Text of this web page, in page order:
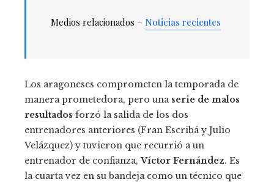
Medios relacionados – Noticias recientes
Los aragoneses comprometen la temporada de
manera prometedora, pero una serie de malos
resultados forzó la salida de los dos
entrenadores anteriores (Fran Escribá y Julio
Velázquez) y tuvieron que recurrió a un
entrenador de confianza,Víctor Fernández. Es
la cuarta vez en su bandeja como un técnico que